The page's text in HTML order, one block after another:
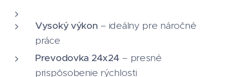
km/h a hmotnosť takmer 4 tony z
ktorý si poradí aj s tými
Vysoký výkon – ideálny pre náročné
práce
Prevodovka 24x24 – presné
prispôsobenie rýchlosti